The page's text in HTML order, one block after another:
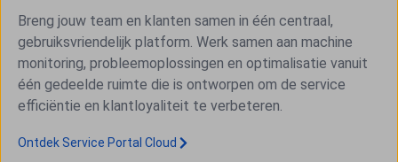
Breng jouw team en klanten samen in één centraal,
gebruiksvriendelijk platform. Werk samen aan machine
monitoring, probleemoplossingen en optimalisatie vanuit
één gedeelde ruimte die is ontworpen om de service
efficiëntie en klantloyaliteit te verbeteren.
Ontdek Service Portal Cloud